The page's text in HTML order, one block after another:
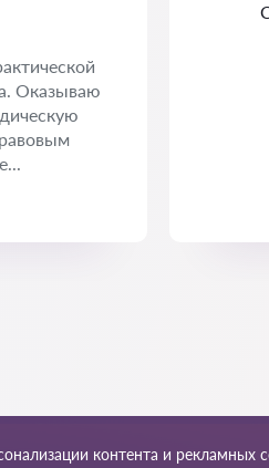
Оказываю
Карта сайта
контента и